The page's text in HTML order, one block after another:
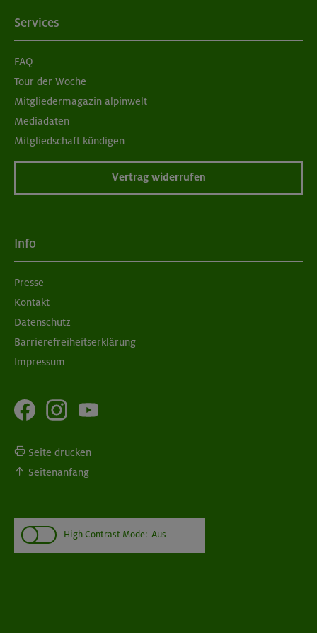
Services
FAQ
Tour der Woche
Mitgliedermagazin alpinwelt
Mediadaten
Mitgliedschaft kündigen
Vertrag widerrufen
Info
Presse
Kontakt
Datenschutz
Barrierefreiheitserklärung
Impressum
Seite drucken
Seitenanfang
High Contrast Mode: Aus